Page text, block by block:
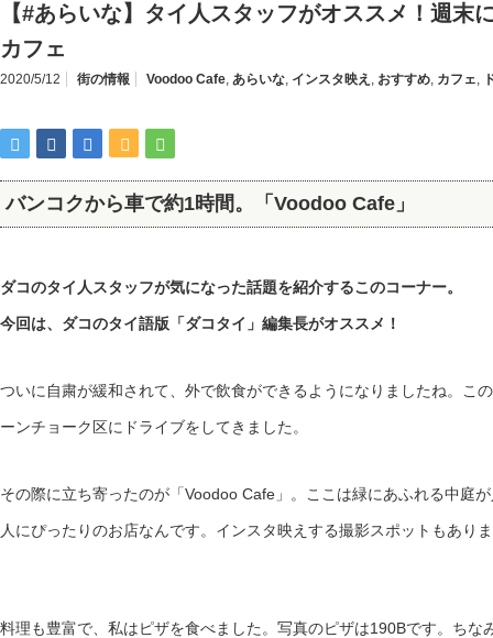
【#あらいな】タイ人スタッフがオススメ！週末
カフェ
2020/5/12 街の情報 Voodoo Cafe, あらいな, インスタ映え , おすすめ, カフェ,
バンコクから車で約1時間。「Voodoo Cafe」
ダコのタイ人スタッフが気になった話題を紹介するこのコーナー。
今回は、ダコのタイ語版「ダコタイ」編集長がオススメ！
ついに自粛が緩和されて、外で飲食ができるようになりましたね。こ
ーンチョーク区にドライブをしてきました。
その際に立ち寄ったのが「Voodoo Cafe」。ここは緑にあふれる中庭
人にぴったりのお店なんです。インスタ映えする撮影スポットもあり
料理も豊富で、私はピザを食べました。写真のピザは190Bです。ちな